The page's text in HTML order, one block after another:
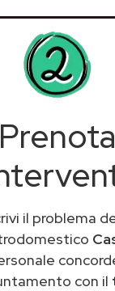
Prenota
il problema
con il